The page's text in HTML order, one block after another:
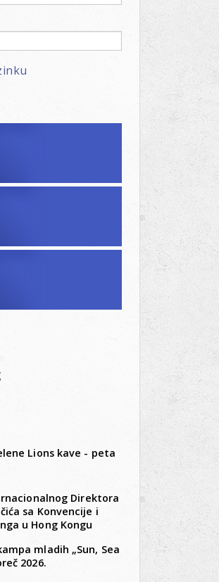
Lions kave - peta
Direktora
sa Konvencije i
u Hong Kongu
mladih „Sun, Sea
2026.